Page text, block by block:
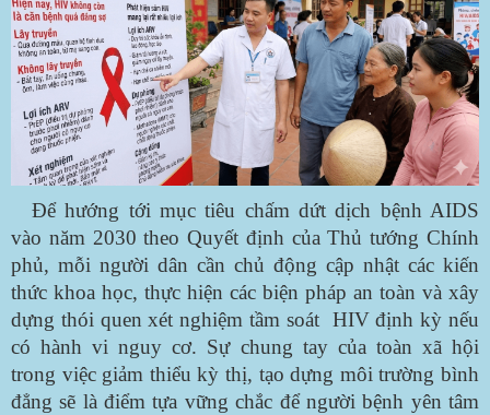
Để hướng tới mục tiêu chấm dứt dịch bệnh AIDS
vào năm 2030 theo Quyết định của Thủ tướng Chính
phủ, mỗi người dân cần chủ động cập nhật các kiến
thức khoa học, thực hiện các biện pháp an toàn và xây
dựng thói quen xét nghiệm tầm soát HIV định kỳ nếu
có hành vi nguy cơ. Sự chung tay của toàn xã hội
trong việc giảm thiểu kỳ thị, tạo dựng môi trường bình
đẳng sẽ là điểm tựa vững chắc để người bệnh yên tâm